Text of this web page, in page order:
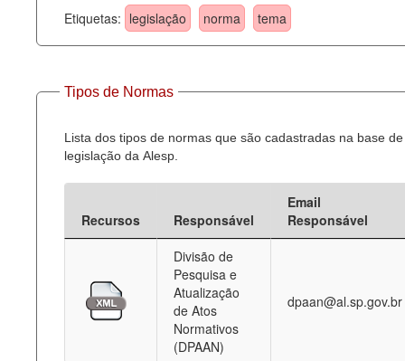
Etiquetas: legislação norma tema
Tipos de Normas
Lista dos tipos de normas que são cadastradas na base de
legislação da Alesp.
Recursos Responsável
Email
Responsável
Divisão de
Pesquisa e
Atualização
de Atos
Normativos
(DPAAN)
dpaan@al.sp.gov.br